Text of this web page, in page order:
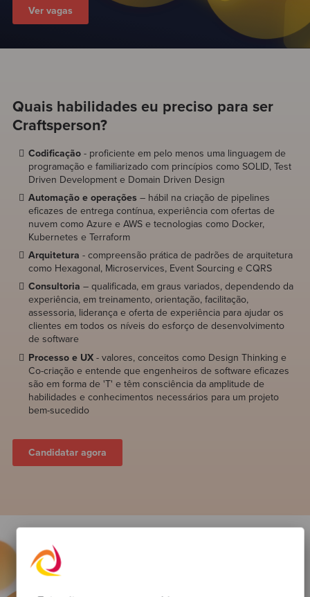
Ver vagas
Quais habilidades eu preciso para ser
Craftsperson?
Codificação- proficiente em pelo menos uma linguagem de
programação e familiarizado com princípios como SOLID, Test
Driven Development e Domain Driven Design
Automação e operações – hábil na criação de pipelines
eficazes de entrega contínua, experiência com ofertas de
nuvem como Azure e AWS e tecnologias como Docker,
Kubernetes e Terraform
Arquitetura - compreensão prática de padrões de arquitetura
como Hexagonal, Microservices, Event Sourcing e CQRS
Consultoria – qualificada, em graus variados, dependendo da
experiência, em treinamento, orientação, facilitação,
assessoria, liderança e oferta de experiência para ajudar os
clientes em todos os níveis do esforço de desenvolvimento
de software
Processo e UX- valores, conceitos como Design Thinking e
Co-criação e entende que engenheiros de software eficazes
são em forma de 'T' e têm consciência da amplitude de
habilidades e conhecimentos necessários para um projeto
bem-sucedido
Candidatar agora